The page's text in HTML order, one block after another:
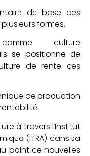
de base des
formes.
culture
se positionne de
de rente ces
de production
à travers l’Institut
(ITRA) dans sa
point de nouvelles